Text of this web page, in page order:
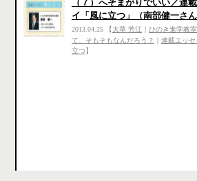
（７）へそまがりでいい／連
イ「風に立つ」（南部健一さ
2013.04.25 【 大草 芳江
ひのき進学教室
て、そもそもなんだろう？
連載エッ
立つ 】